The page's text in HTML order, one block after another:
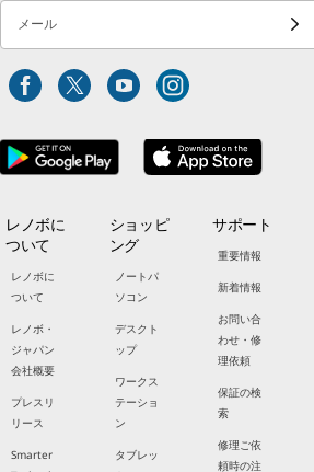
メール
レノボに
ついて
レノボに
ついて
レノボ・
ジャパン
会社概要
プレスリ
リース
Smarter
ショッピ
ング
ノートパ
ソコン
デスクト
ップ
ワークス
テーショ
ン
タブレッ
サポート
重要情報
新着情報
お問い合
わせ・修
理依頼
保証の検
索
修理ご依
頼時の注